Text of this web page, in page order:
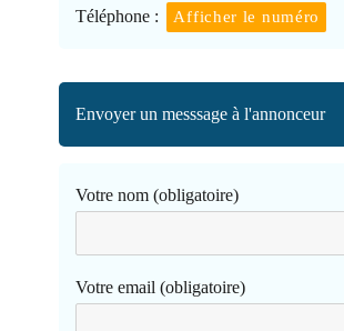
Téléphone :
Afficher le numéro
Envoyer un messsage à l'annonceur
Votre nom (obligatoire)
Votre email (obligatoire)